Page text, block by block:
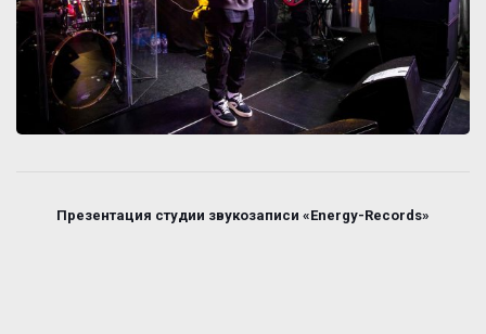
Презентация студии звукозаписи «Energy-Records»